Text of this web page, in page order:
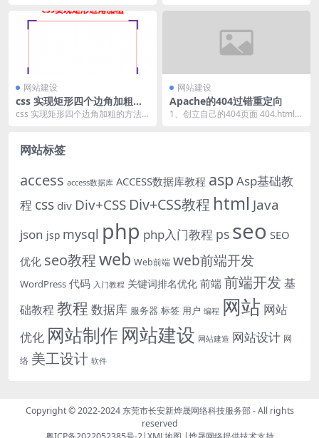
网站建设
css 实现矩形四个边角加粗的
方法
css 实现矩形四个边角加粗的方法-c
网站建设
Apache的404过错重定向
1、创立自己的404页面 404.html
网站标签
access access数据库 ACCESS数据库教程 asp Asp基础教
程 css div Div+CSS Div+CSS教程 html Java
json jsp mysql php php入门教程 ps seo SEO
优化 seo教程web Web前端 web前端开发
WordPress 代码 入门教程 关键词排名优化 前端 前端开发 基
础教程教程 数据库 服务器 标签 用户 编程 网站 网站
优化 网站制作 网站建设 网站建造 网站设计 网
络 美工设计 软件
Copyright © 2022-2024东莞市长安新烨晟网络科技服务部- All rights
reserved